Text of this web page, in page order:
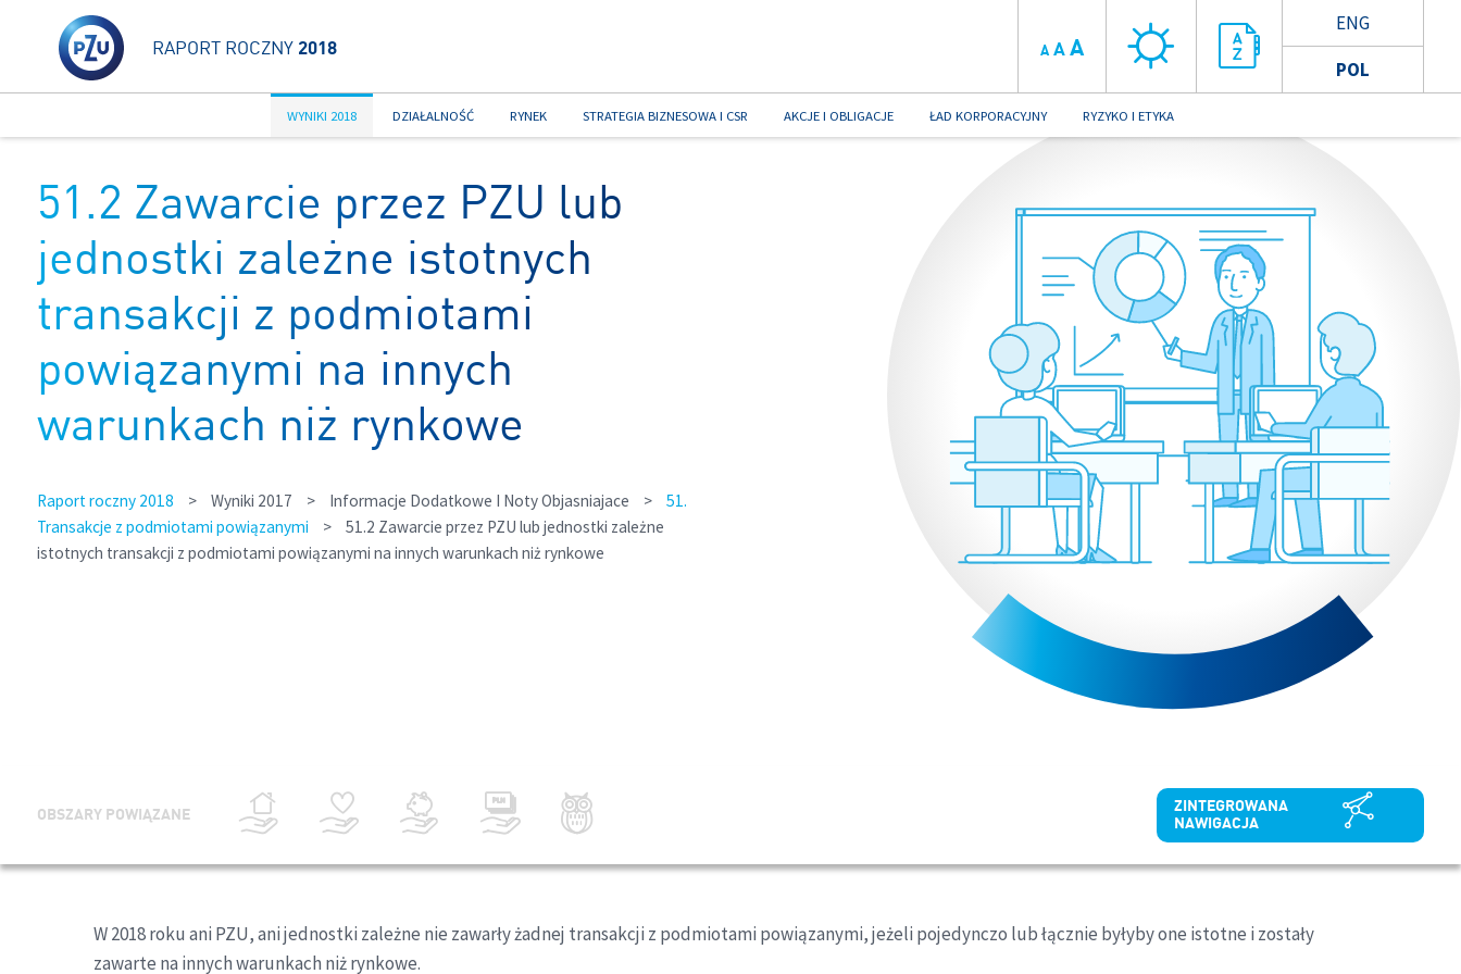
RAPORT ROCZNY 2018
ENG
POL
A A A
WYNIKI 2018 DZIAŁALNOŚĆ RYNEK STRATEGIA BIZNESOWA I CSR AKCJE I OBLIGACJE ŁAD KORPORACYJNY RYZYKO I ETYKA
51.2 Zawarcie przez PZU lub
jednostki zależne istotnych
transakcji z podmiotami
powiązanymi na innych
warunkach niż rynkowe
Raport roczny 2018 > Wyniki 2017 > Informacje Dodatkowe I Noty Objasniajace >
51.
Transakcje z podmiotami powiązanymi
>
51.2 Zawarcie przez PZU lub jednostki zależne
istotnych transakcji z podmiotami powiązanymi na innych warunkach niż rynkowe
OBSZARY POWIĄZANE
ZINTEGROWANA
NAWIGACJA
W 2018 roku ani PZU, ani jednostki zależne nie zawarły żadnej transakcji z podmiotami powiązanymi, jeżeli pojedynczo lub łącznie byłyby one istotne i zostały
zawarte na innych warunkach niż rynkowe.